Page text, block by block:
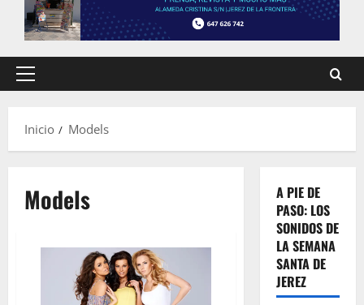
Menú
Inicio
Models
Models
A PIE DE
PASO: LOS
SONIDOS DE
LA SEMANA
SANTA DE
JEREZ